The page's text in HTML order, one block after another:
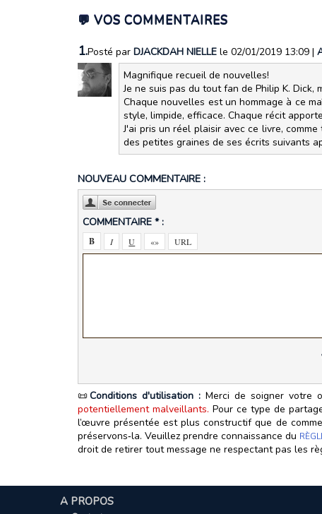
💬 VOS COMMENTAIRES
1.Posté par DJACKDAH NIELLE le 02/01/2019 13:09 |
Magnifique recueil de nouvelles!
Je ne suis pas du tout fan de Philip K.
Chaque nouvelles est un hommage à ce
style, limpide, efficace. Chaque récit
J'ai pris un réel plaisir avec ce livre,
des petites graines de ses écrits suivants
NOUVEAU COMMENTAIRE :
COMMENTAIRE * :
📜Conditions d'utilisation :Merci de soigner votre
potentiellement malveillants. Pour ce type de
l’œuvre présentée est plus constructif que de
préservons‑la. Veuillez prendre connaissance du
droit de retirer tout message ne respectant pas les
A PROPOS